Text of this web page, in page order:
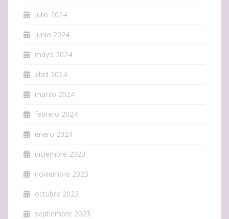
julio 2024
junio 2024
mayo 2024
abril 2024
marzo 2024
febrero 2024
enero 2024
diciembre 2023
noviembre 2023
octubre 2023
septiembre 2023